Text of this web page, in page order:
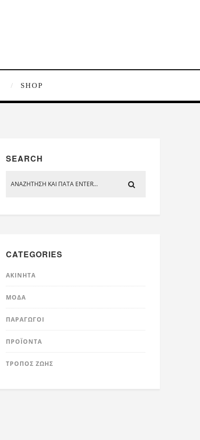
SHOP
SEARCH
CATEGORIES
ΑΚΊΝΗΤΑ
ΜΌΔΑ
ΠΑΡΑΓΩΓΟΊ
ΠΡΟΪΌΝΤΑ
ΤΡΟΠΟΣ ΖΩΗΣ